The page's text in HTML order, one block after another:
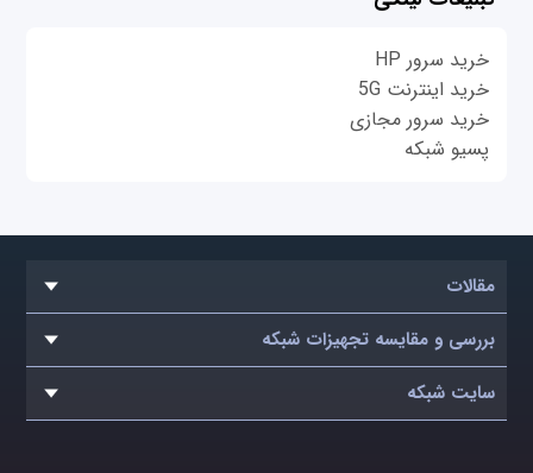
خرید سرور HP
خرید اینترنت 5G
خرید سرور مجازی
پسیو شبکه
مقالات
بررسی و مقایسه تجهیزات شبکه
سایت شبکه